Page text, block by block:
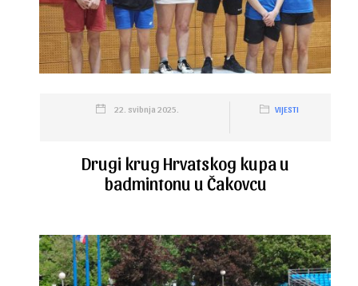
22. svibnja 2025. VIJESTI
Drugi krug Hrvatskog kupa u
badmintonu u Čakovcu